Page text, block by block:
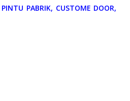
PABRIK, CUSTOME DOOR,